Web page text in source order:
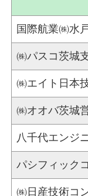
国際航業㈱水
㈱パスコ茨城
㈱エイト日本
㈱オオバ茨城
八千代エンジ
パシフィック
㈱日産技術コ